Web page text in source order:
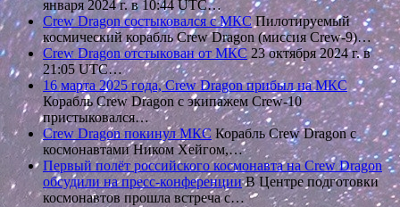
января 2024 г. в 10:44 UTC…
Crew Dragon состыковался с МКС Пилотируемый
космический корабль Crew Dragon (миссия Crew-9)…
Crew Dragon отстыкован от МКС 23 октября 2024 г. в
21:05 UTC…
16 марта 2025 года, Crew Dragon прибыл на МКС
Корабль Crew Dragon с экипажем Crew-10
пристыковался…
Crew Dragon покинул МКС Корабль Crew Dragon с
космонавтами Ником Хейгом,…
Первый полёт российского космонавта на Crew Dragon
обсудили на пресс-конференцииВ Центре подготовки
космонавтов прошла встреча с…